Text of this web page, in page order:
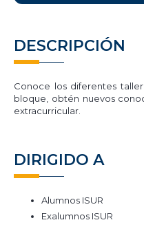
DESCRIPCIÓN
Conoce los diferentes
bloque, obtén nuevos
extracurricular.
DIRIGIDO A
Alumnos ISUR
Exalumnos ISUR